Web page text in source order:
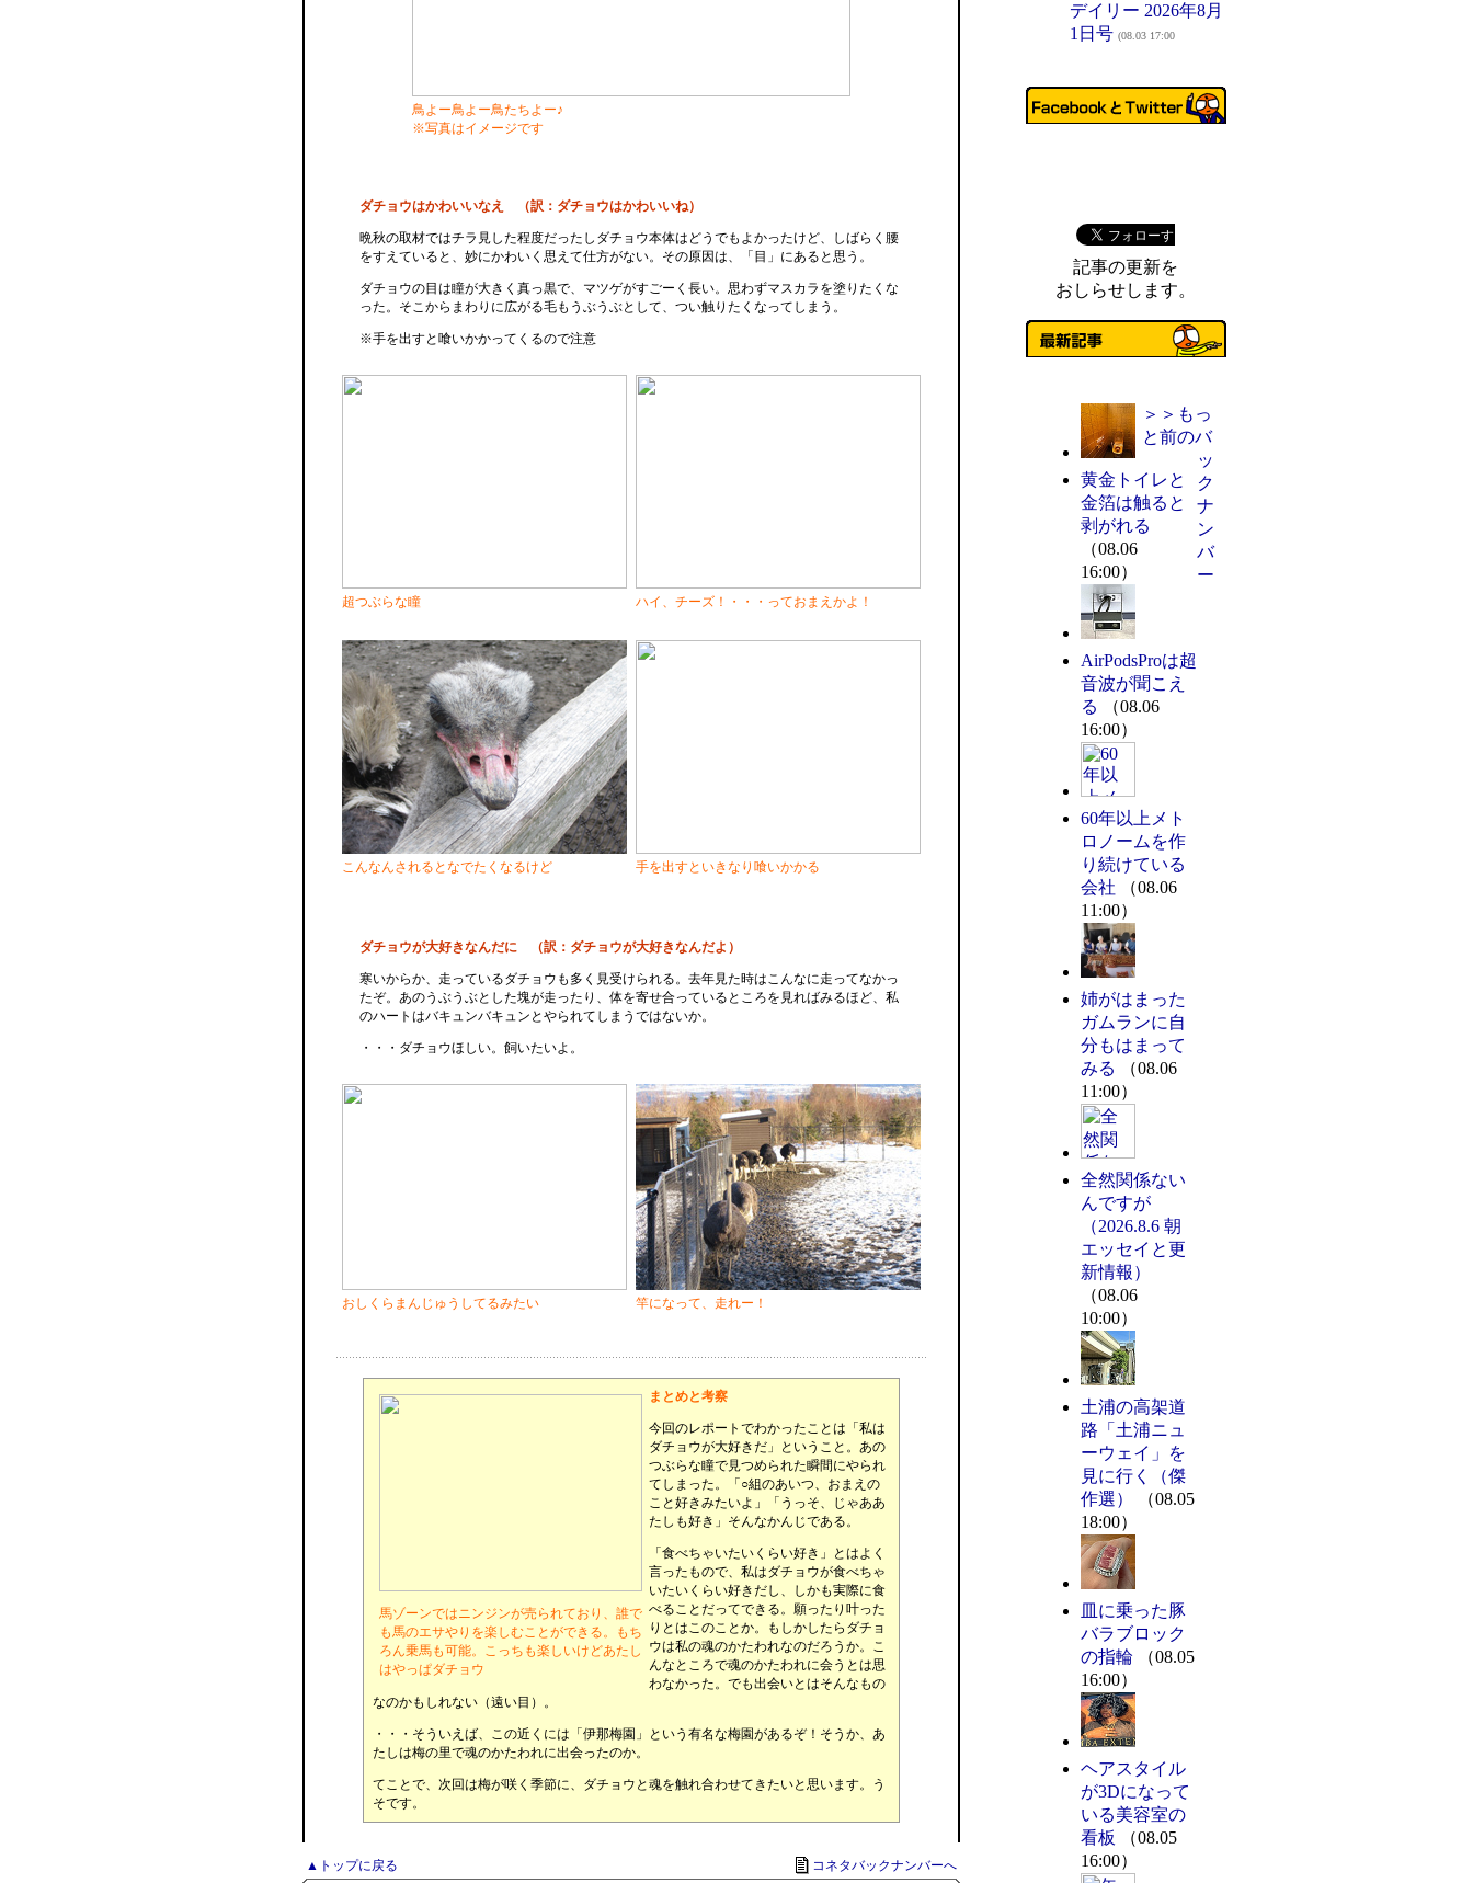
鳥よー鳥よー鳥たちよー♪
※写真はイメージです
ダチョウはかわいいなえ （訳：ダチョウはかわいいね）
晩秋の取材ではチラ見した程度だったしダチョウ本体はどうでもよかったけど、しばらく腰
をすえていると、妙にかわいく思えて仕方がない。その原因は、「目」にあると思う。
ダチョウの目は瞳が大きく真っ黒で、マツゲがすごーく長い。思わずマスカラを塗りたくな
った。そこからまわりに広がる毛もうぶうぶとして、つい触りたくなってしまう。
※手を出すと喰いかかってくるので注意
超つぶらな瞳 ハイ、チーズ！・・・っておまえかよ！
こんなんされるとなでたくなるけど 手を出すといきなり喰いかかる
ダチョウが大好きなんだに （訳：ダチョウが大好きなんだよ）
寒いからか、走っているダチョウも多く見受けられる。去年見た時はこんなに走ってなかっ
たぞ。あのうぶうぶとした塊が走ったり、体を寄せ合っているところを見ればみるほど、私
のハートはバキュンバキュンとやられてしまうではないか。
・・・ダチョウほしい。飼いたいよ。
おしくらまんじゅうしてるみたい 竿になって、走れー！
馬ゾーンではニンジンが売られており、誰で
も馬のエサやりを楽しむことができる。もち
ろん乗馬も可能。こっちも楽しいけどあたし
はやっぱダチョウ
まとめと考察
今回のレポートでわかったことは「私は
ダチョウが大好きだ」ということ。あの
つぶらな瞳で見つめられた瞬間にやられ
てしまった。「○組のあいつ、おまえの
こと好きみたいよ」「うっそ、じゃああ
たしも好き」そんなかんじである。
「食べちゃいたいくらい好き」とはよく
言ったもので、私はダチョウが食べちゃ
いたいくらい好きだし、しかも実際に食
べることだってできる。願ったり叶った
りとはこのことか。もしかしたらダチョ
ウは私の魂のかたわれなのだろうか。こ
んなところで魂のかたわれに会うとは思
わなかった。でも出会いとはそんなもの
なのかもしれない（遠い目）。
・・・そういえば、この近くには「伊那梅園」という有名な梅園があるぞ！そうか、あ
たしは梅の里で魂のかたわれに出会ったのか。
てことで、次回は梅が咲く季節に、ダチョウと魂を触れ合わせてきたいと思います。う
そです。
▲トップに戻る コネタバックナンバーへ
デイリー 2026年8月
1日号 (08.03 17:00
記事の更新を
おしらせします。
黄金トイレと
金箔は触ると
剥がれる
（08.06
16:00）
AirPodsProは超
音波が聞こえ
る
（08.06
16:00）
60年以上メト
ロノームを作
り続けている
会社
（08.06
11:00）
姉がはまった
ガムランに自
分もはまって
みる
（08.06
11:00）
全然関係ない
んですが
（2026.8.6 朝
エッセイと更
新情報）
（08.06
10:00）
土浦の高架道
路「土浦ニュ
ーウェイ」を
見に行く（傑
作選）
（08.05
18:00）
皿に乗った豚
バラブロック
の指輪
（08.05
16:00）
ヘアスタイル
が3Dになって
いる美容室の
看板
（08.05
16:00）
＞＞もっ
と前のバ
ッ
ク
ナ
ン
バ
ー